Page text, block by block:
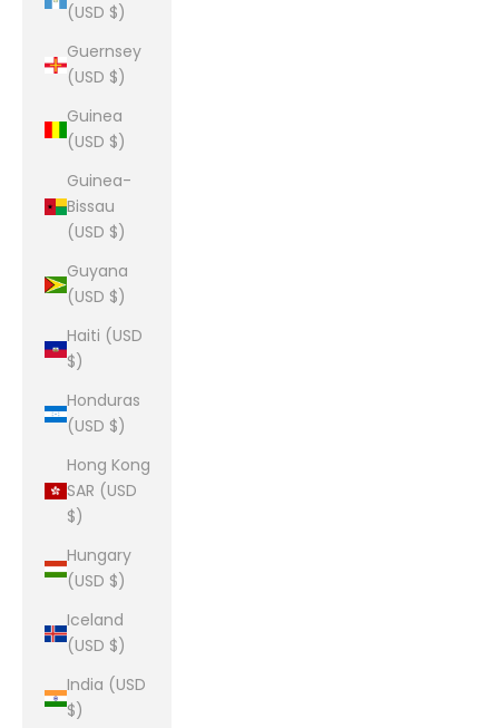
(USD $)
Guernsey
(USD $)
Guinea
(USD $)
Guinea-
Bissau
(USD $)
Guyana
(USD $)
Haiti (USD
$)
Honduras
(USD $)
Hong Kong
SAR (USD
$)
Hungary
(USD $)
Iceland
(USD $)
India (USD
$)